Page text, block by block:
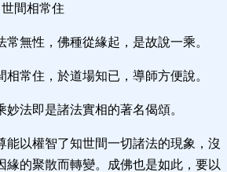
間相常住
常無性，佛種從緣起，是故說一乘。
相常住，於道場知已，導師方便說。
妙法即是諸法實相的著名偈頌。
能以權智了知世間一切諸法的現象，沒
緣的聚散而轉變。成佛也是如此，要以